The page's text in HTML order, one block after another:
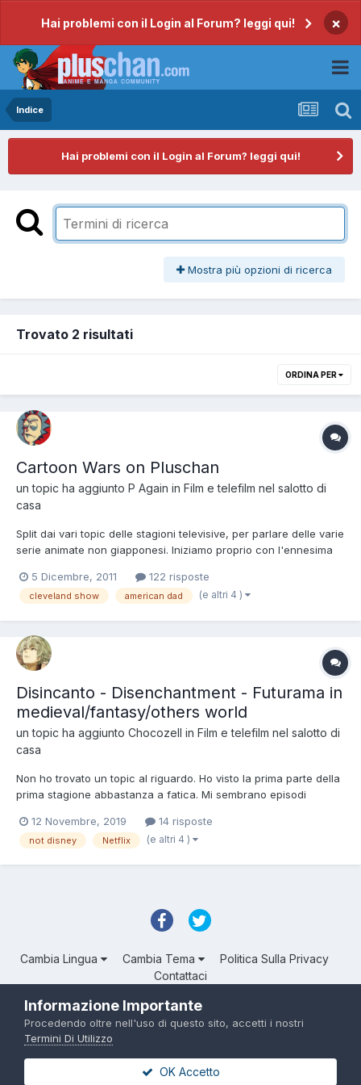
Hai problemi con il Login al Forum? leggi qui! ×
Indice
Hai problemi con il Login al Forum? leggi qui!
Mostra più opzioni di ricerca
Trovato 2 risultati
ORDINA PER
Cartoon Wars on Pluschan
un topic ha aggiunto P Again in Film e telefilm nel salotto di
casa
Split dai vari topic delle stagioni televisive, per parlare delle varie
serie animate non giapponesi. Iniziamo proprio con l'ennesima
puntata di Family Guy (quindi durerà pochissimo sul tubo) molto
ironico.
5 Dicembre, 2011 122 risposte
cleveland show american dad (e altri 4 )
Disincanto - Disenchantment - Futurama in
medieval/fantasy/others world
un topic ha aggiunto Chocozell in Film e telefilm nel salotto di
casa
Non ho trovato un topic al riguardo. Ho visto la prima parte della
prima stagione abbastanza a fatica. Mi sembrano episodi
per come. Insomma, non mi diceva molto. Ora sono all'8
episodio della seconda stagione. Continua a non sembrarm...
12 Novembre, 2019 14 risposte
not disney Netflix (e altri 4 )
Cambia Lingua Cambia Tema
Politica Sulla Privacy
Contattaci
Powered by Invision Community
Informazione Importante
Procedendo oltre nell'uso di questo sito, accetti i nostri
Termini Di Utilizzo
OK Accetto